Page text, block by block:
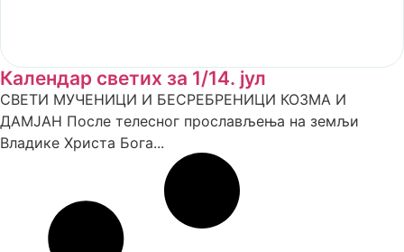
Календар светих за 1/14. јул
СВЕТИ МУЧЕНИЦИ И БЕСРЕБРЕНИЦИ КОЗМА И
ДАМЈАН После телесног прослављења на земљи
Владике Христа Бога...